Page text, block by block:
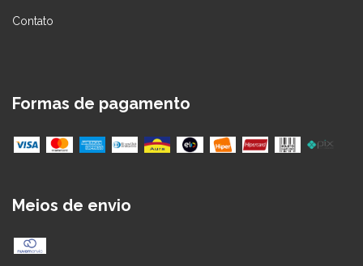
Contato
Formas de pagamento
Meios de envio